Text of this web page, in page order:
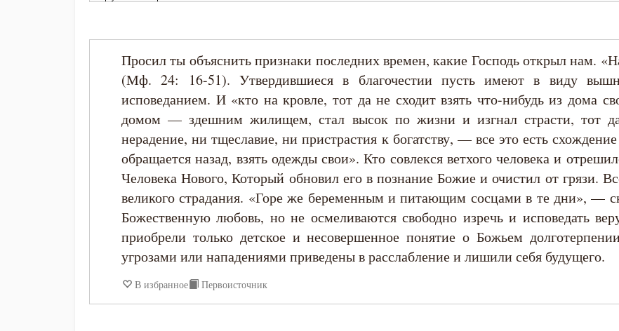
Просил ты объяснить признаки последних времен, какие Господь открыл нам.
(Мф. 24: 16-51). Утвердившиеся в благочестии пусть имеют в виду
исповеданием. И «кто на кровле, тот да не сходит взять что-нибудь из дома
домом — здешним жилищем, стал высок по жизни и изгнал страсти, тот
нерадение, ни тщеславие, ни пристрастия к богатству, — все это есть
обращается назад, взять одежды свои». Кто совлекся ветхого человека и
Человека Нового, Который обновил его в познание Божие и очистил от грязи.
великого страдания. «Горе же беременным и питающим сосцами в те дни», —
Божественную любовь, но не осмеливаются свободно изречь и исповедать
приобрели только детское и несовершенное понятие о Божьем
угрозами или нападениями приведены в расслабление и лишили себя будущего.
В избранное Первоисточник